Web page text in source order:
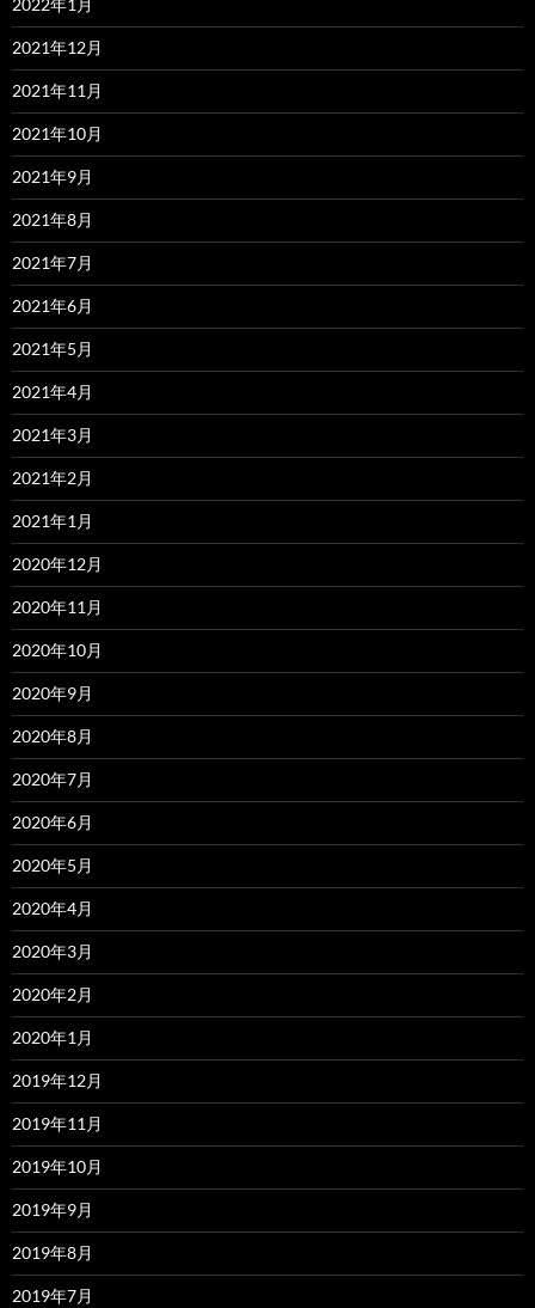
2022年1月
2021年12月
2021年11月
2021年10月
2021年9月
2021年8月
2021年7月
2021年6月
2021年5月
2021年4月
2021年3月
2021年2月
2021年1月
2020年12月
2020年11月
2020年10月
2020年9月
2020年8月
2020年7月
2020年6月
2020年5月
2020年4月
2020年3月
2020年2月
2020年1月
2019年12月
2019年11月
2019年10月
2019年9月
2019年8月
2019年7月